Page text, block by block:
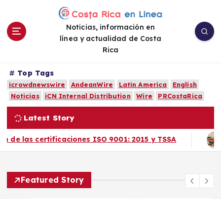
n
Noticias, información en
línea y actualidad de Costa
Rica
Top Tags
icrowdnewswire AndeanWire Latin America
English
Noticias
iCN Internal Distribution Wire PRCostaRica
Latest Story
9001: 2015 y TSSA Revisión de 31 estudios
Featured Story